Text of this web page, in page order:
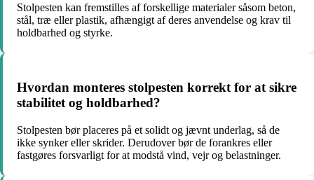
Stolpesten kan fremstilles af forskellige materialer såsom beton,
stål, træ eller plastik, afhængigt af deres anvendelse og krav til
holdbarhed og styrke.
Hvordan monteres stolpesten korrekt for at sikre
stabilitet og holdbarhed?
Stolpesten bør placeres på et solidt og jævnt underlag, så de
ikke synker eller skrider. Derudover bør de forankres eller
fastgøres forsvarligt for at modstå vind, vejr og belastninger.